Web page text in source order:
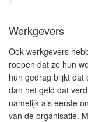
Werkgevers
Ook werkgevers
roepen dat ze hun
hun gedrag blijkt dat
dan het geld dat
namelijk als eerste
van de organisatie.